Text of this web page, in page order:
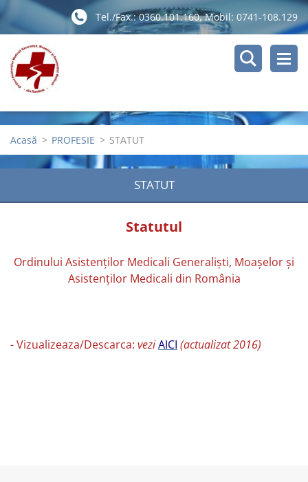
Tel./Fax.: 0360.101.160, Mobil: 0741-108.129
Acasă > PROFESIE > STATUT
STATUT
Statutul
Ordinului Asistenţilor Medicali Generalişti, Moaşelor şi
Asistenţilor Medicali din România
- Vizualizeaza/Descarca: veziAICI (actualizat 2016)